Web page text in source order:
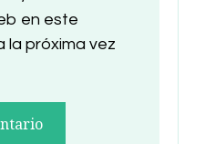
en este
la próxima vez